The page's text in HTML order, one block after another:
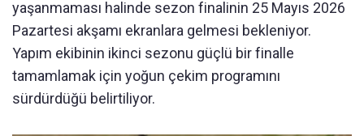
yaşanmaması halinde sezon finalinin 25 Mayıs 2026
Pazartesi akşamı ekranlara gelmesi bekleniyor.
Yapım ekibinin ikinci sezonu güçlü bir finalle
tamamlamak için yoğun çekim programını
sürdürdüğü belirtiliyor.